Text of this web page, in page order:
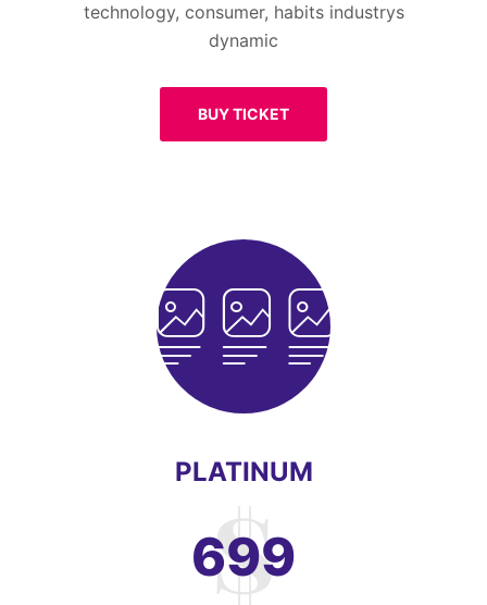
technology, consumer, habits industrys
dynamic
BUY TICKET
PLATINUM
699